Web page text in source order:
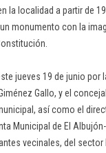
la localidad a partir de
monumento con la
jueves 19 de junio
Gallo, y el
así como el
Municipal de El
vecinales, del